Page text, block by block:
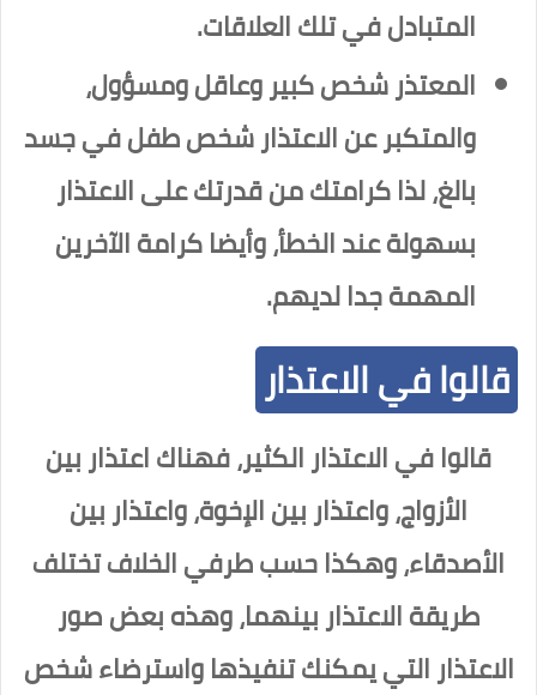
المتبادل في تلك العلاقات.
المعتذر شخص كبير وعاقل ومسؤول،
والمتكبر عن الاعتذار شخص طفل في جسد
بالغ، لذا كرامتك من قدرتك على الاعتذار
بسهولة عند الخطأ، وأيضا كرامة الآخرين
المهمة جدا لديهم.
قالوا في الاعتذار
قالوا في الاعتذار الكثير، فهناك اعتذار بين
الأزواج، واعتذار بين الإخوة، واعتذار بين
الأصدقاء، وهكذا حسب طرفي الخلاف تختلف
طريقة الاعتذار بينهما، وهذه بعض صور
الاعتذار التي يمكنك تنفيذها واسترضاء شخص